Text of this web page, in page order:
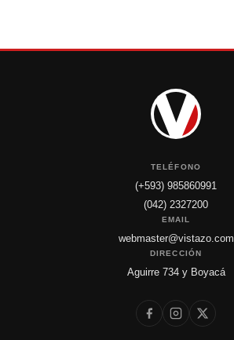
TELÉFONO
(+593) 985860991
(042) 2327200
EMAIL
webmaster@vistazo.com
DIRECCIÓN
Aguirre 734 y Boyacá